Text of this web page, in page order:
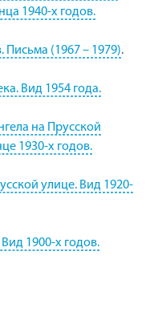
1940-х годов.
(1967 – 1979).
Вид 1954 года.
на Прусской
1930-х годов.
улице. Вид 1920-
1900-х годов.